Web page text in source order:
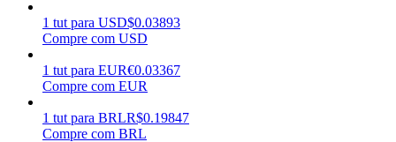
1 tut para USD$0.03893
Compre com USD
1 tut para EUR€0.03367
Compre com EUR
1 tut para BRLR$0.19847
Compre com BRL